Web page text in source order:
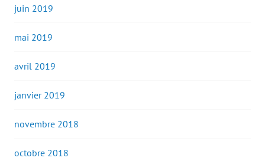
juin 2019
mai 2019
avril 2019
janvier 2019
novembre 2018
octobre 2018